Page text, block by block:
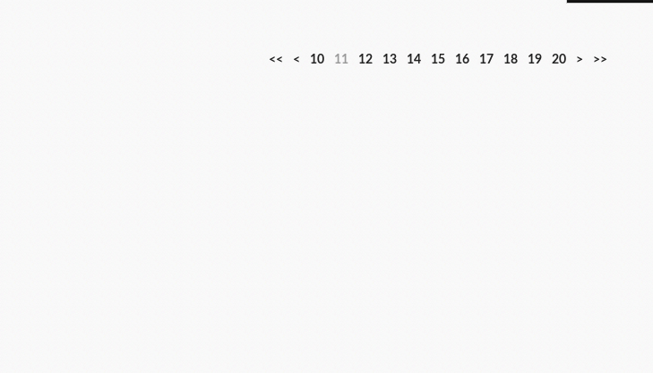
<< < 10 11 12 13 14 15 16 17 18 19 20 > >>